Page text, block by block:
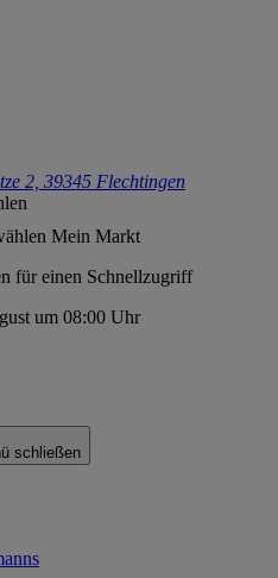
2, 39345 Flechtingen
Mein Markt
für einen Schnellzugriff
um 08:00 Uhr
schließen